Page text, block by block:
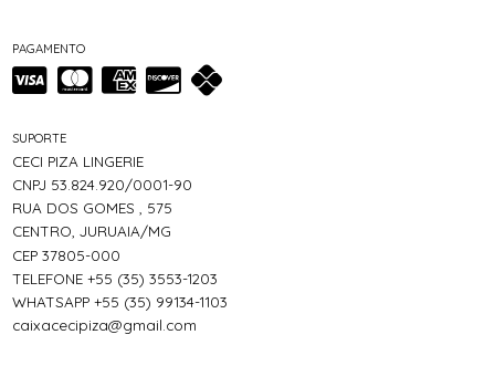
PAGAMENTO
SUPORTE
CECI PIZA LINGERIE
CNPJ 53.824.920/0001-90
RUA DOS GOMES , 575
CENTRO, JURUAIA/MG
CEP 37805-000
TELEFONE +55 (35) 3553-1203
WHATSAPP +55 (35) 99134-1103
caixacecipiza@gmail.com